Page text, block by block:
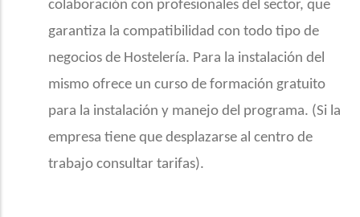
colaboración con profesionales del sector, que
garantiza la compatibilidad con todo tipo de
negocios de Hostelería. Para la instalación del
mismo ofrece un curso de formación gratuito
para la instalación y manejo del programa. (Si la
empresa tiene que desplazarse al centro de
trabajo consultar tarifas).